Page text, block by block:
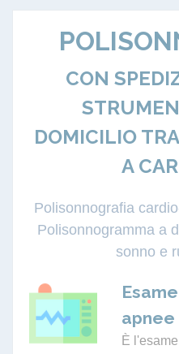
CON
DOMICILIO
A
Polisonnografia
Polisonnogramma a
sonno e
apnee
È